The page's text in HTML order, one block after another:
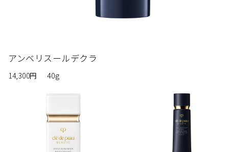
アンベリスールデクラ
14,300円 40g